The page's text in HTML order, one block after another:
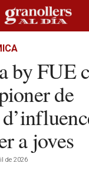
by FUE
de
a joves
de 2026